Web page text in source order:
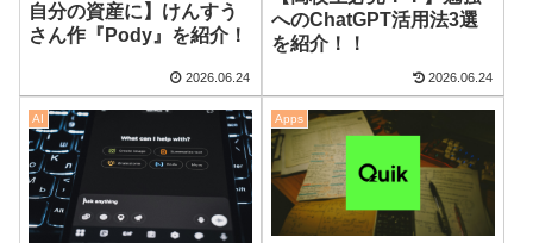
自分の資産に】けんすう
さん作『Pody』を紹介！
2026.06.24
へのChatGPT活用法3選
を紹介！！
2026.06.24
AI Apps